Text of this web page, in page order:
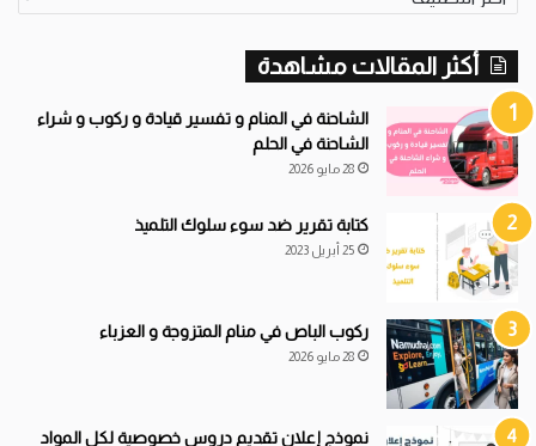
أكثر المقالات مشاهدة
الشاحنة في المنام و تفسير قيادة و ركوب و شراء
الشاحنة في الحلم
28 مايو 2026
كتابة تقرير ضد سوء سلوك التلميذ
25 أبريل 2023
ركوب الباص في منام المتزوجة و العزباء
28 مايو 2026
نموذج إعلان تقديم دروس خصوصية لكل المواد